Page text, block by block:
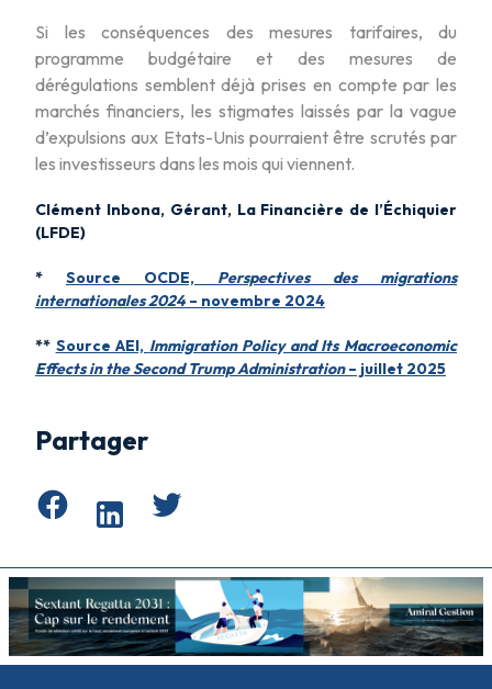
Si les conséquences des mesures tarifaires, du
programme budgétaire et des mesures de
dérégulations semblent déjà prises en compte par les
marchés financiers, les stigmates laissés par la vague
d’expulsions aux Etats-Unis pourraient être scrutés par
les investisseurs dans les mois qui viennent.
Clément Inbona, Gérant, La Financière de l’Échiquier
(LFDE)
* Source OCDE, Perspectives des migrations
internationales 2024 – novembre 2024
** Source AEI, Immigration Policy and Its Macroeconomic
Effects in the Second Trump Administration– juillet 2025
Partager